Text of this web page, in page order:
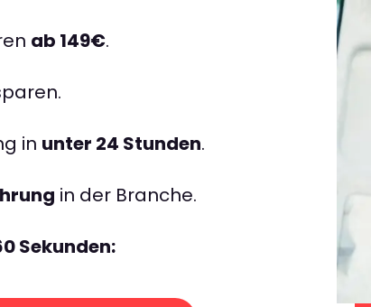
ab 149€.
in unter 24 Stunden.
in der Branche.
Sekunden: